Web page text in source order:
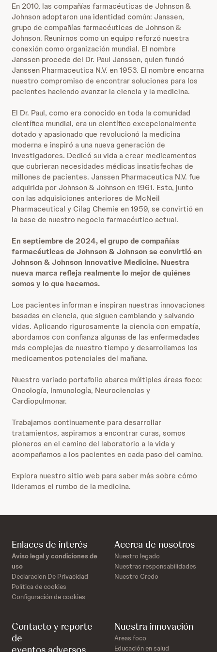
En 2010, las compañías farmacéuticas de Johnson &
Johnson adoptaron una identidad común: Janssen,
grupo de compañías farmacéuticas de Johnson &
Johnson. Reunirnos como un equipo reforzó nuestra
conexión como organización mundial. El nombre
Janssen procede del Dr. Paul Janssen, quien fundó
Janssen Pharmaceutica N.V. en 1953. El nombre encarna
nuestro compromiso de encontrar soluciones para los
pacientes haciendo avanzar la ciencia y la medicina.
El Dr. Paul, como era conocido en toda la comunidad
científica mundial, era un científico excepcionalmente
dotado y apasionado que revolucionó la medicina
moderna e inspiró a una nueva generación de
investigadores. Dedicó su vida a crear medicamentos
que cubrieran necesidades médicas insatisfechas de
millones de pacientes. Janssen Pharmaceutica N.V. fue
adquirida por Johnson & Johnson en 1961. Esto, junto
con las adquisiciones anteriores de McNeil
Pharmaceutical y Cilag Chemie en 1959, se convirtió en
la base de nuestro negocio farmacéutico actual.
En septiembre de 2024, el grupo de compañías
farmacéuticas de Johnson & Johnson se convirtió en
Johnson & Johnson Innovative Medicine. Nuestra
nueva marca refleja realmente lo mejor de quiénes
somos y lo que hacemos.
Los pacientes informan e inspiran nuestras innovaciones
basadas en ciencia, que siguen cambiando y salvando
vidas. Aplicando rigurosamente la ciencia con empatía,
abordamos con confianza algunas de las enfermedades
más complejas de nuestro tiempo y desarrollamos los
medicamentos potenciales del mañana.
Nuestro variado portafolio abarca múltiples áreas foco:
Oncología, Inmunología, Neurociencias y
Cardiopulmonar.
Trabajamos continuamente para desarrollar
tratamientos, aspiramos a encontrar curas, somos
pioneros en el camino del laboratorio a la vida y
acompañamos a los pacientes en cada paso del camino.
Explora nuestro sitio web para saber más sobre cómo
lideramos el rumbo de la medicina.
Acerca de nosotros
Nuestro legado
Nuestras responsabilidades
Nuestro Credo
Nuestra innovación
Areas foco
Educación en salud
Contacto y reporte
de
Enlaces de interés
Aviso legal y condiciones de
uso
Declaracion De Privacidad
Política de cookies
Configuración de cookies